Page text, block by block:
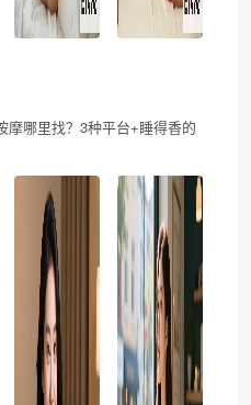
摩哪里找？3种平台+睡得香的